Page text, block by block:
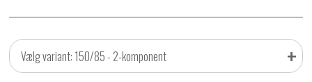
Vælg variant: 150/85 - 2-komponent +